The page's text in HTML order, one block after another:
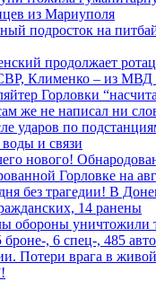
из Мариуполя
подросток на
продолжает
Клименко – из
Горловки
же не написал ни
ударов по
воды и связи
нового!
Горловке на
без трагедии! В
14 ранены
обороны уничтожили
, 6 спец-, 485
Потери врага в